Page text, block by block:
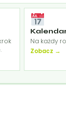
Na każdy
Zobacz →